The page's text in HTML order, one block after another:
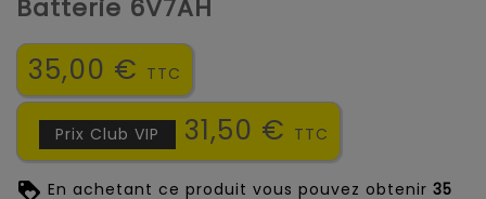
Batterie 6V7AH
35,00 € TTC
Prix Club VIP 31,50 € TTC
En achetant ce produit vous pouvez obtenir 35